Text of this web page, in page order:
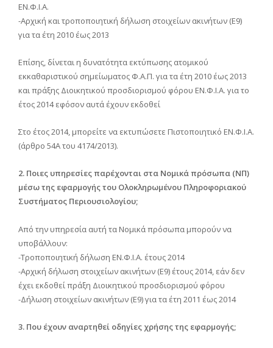
ΕΝ.Φ.Ι.Α.
-Αρχική και τροποποιητική δήλωση στοιχείων ακινήτων (Ε9)
για τα έτη 2010 έως 2013
Επίσης, δίνεται η δυνατότητα εκτύπωσης ατομικού
εκκαθαριστικού σημείωματος Φ.Α.Π. για τα έτη 2010 έως 2013
και πράξης Διοικητικού προσδιορισμού φόρου ΕΝ.Φ.Ι.Α. για το
έτος 2014 εφόσον αυτά έχουν εκδοθεί
Στο έτος 2014, μπορείτε να εκτυπώσετε Πιστοποιητικό ΕΝ.Φ.Ι.Α.
(άρθρο 54Α του 4174/2013).
2. Ποιες υπηρεσίες παρέχονται στα Νομικά πρόσωπα (ΝΠ)
μέσω της εφαρμογής του Ολοκληρωμένου Πληροφοριακού
Συστήματος Περιουσιολογίου;
Από την υπηρεσία αυτή τα Νομικά πρόσωπα μπορούν να
υποβάλλουν:
-Τροποποιητική δήλωση ΕΝ.Φ.Ι.Α. έτους 2014
-Αρχική δήλωση στοιχείων ακινήτων (Ε9) έτους 2014, εάν δεν
έχει εκδοθεί πράξη Διοικητικού προσδιορισμού φόρου
-Δήλωση στοιχείων ακινήτων (Ε9) για τα έτη 2011 έως 2014
3. Που έχουν αναρτηθεί οδηγίες χρήσης της εφαρμογής;